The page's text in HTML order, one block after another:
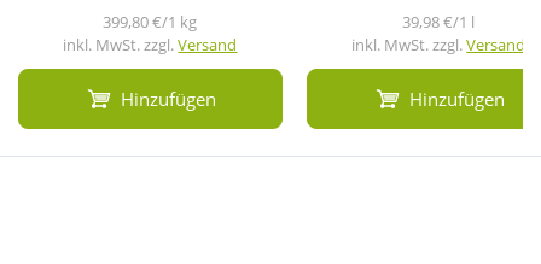
399,80 €/1 kg
inkl. MwSt. zzgl.Versand
Hinzufügen
39,98 €/1 l
inkl. MwSt. zzgl.Versand
Hinzufügen